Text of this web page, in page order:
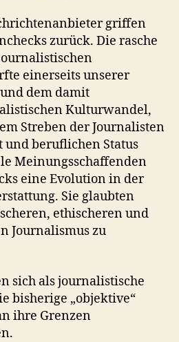
griffen
zurück. Die rasche
einerseits unserer
dem damit
Kulturwandel,
Streben der Journalisten
beruflichen Status
Meinungsschaffenden
eine Evolution in der
Sie glaubten
ethischeren und
Journalismus zu
sich als journalistische
bisherige „objektive“
ihre Grenzen